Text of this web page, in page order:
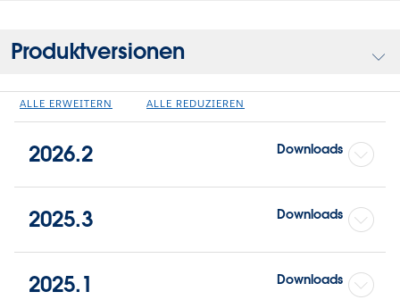
Produktversionen
ALLE ERWEITERN ALLE REDUZIEREN
2026.2 Downloads
2025.3 Downloads
2025.1 Downloads